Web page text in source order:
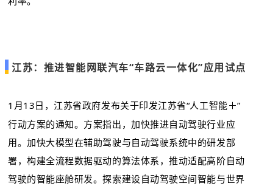
江苏：推进智能网联汽车“车路云一体化”应用试点
1月13日，江苏省政府发布关于印发江苏省“人工智能＋”
行动方案的通知。方案指出，加快推进自动驾驶行业应
用。加快大模型在辅助驾驶与自动驾驶系统中的研发部
署，构建全流程数据驱动的算法体系，推动适配高阶自动
驾驶的智能座舱研发。探索建设自动驾驶空间智能与世界